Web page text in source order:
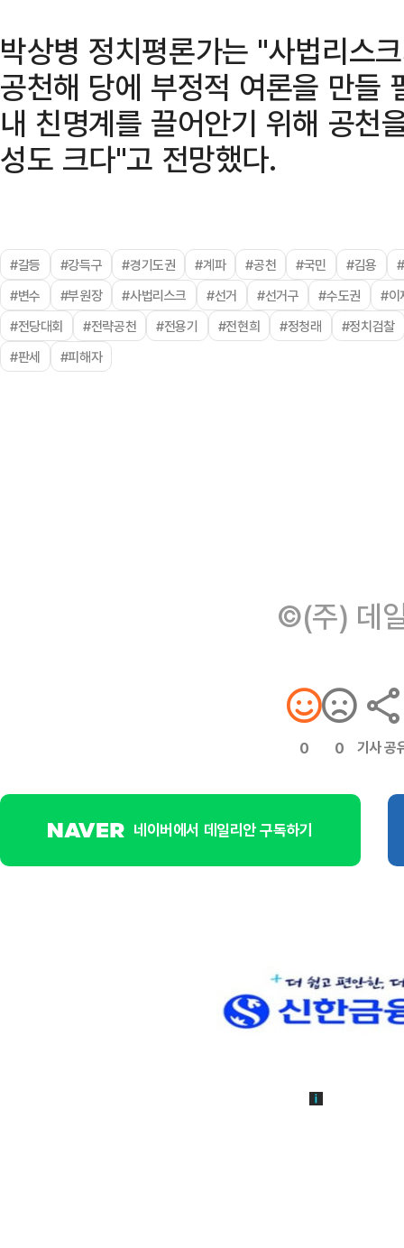
박상병 정치평론가는 "사법리스
공천해 당에 부정적 여론을 만들
내 친명계를 끌어안기 위해 공천
성도 크다"고 전망했다.
#갈등 #강득구 #경기도권 #계파 #공천 #국민 #김용
#변수
#부원장 #사법리스크 #선거 #선거구 #수도권
#이
#전당대회
#전략공천 #전용기 #전현희 #정청래
#정치검찰
#판세
#피해자
©(주) 데
0 0 기사 공
네이버에서 데일리안 구독하기